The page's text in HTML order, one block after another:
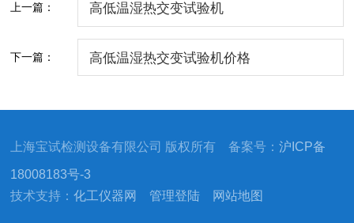
上一篇： 高低温湿热交变试验机
下一篇： 高低温湿热交变试验机价格
上海宝试检测设备有限公司 版权所有 备案号：沪ICP备
18008183号-3
技术支持：化工仪器网 管理登陆 网站地图